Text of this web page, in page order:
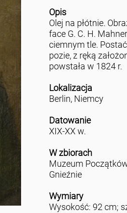
Opis
Olej na płótnie.
face G. C. H.
ciemnym tle.
pozie, z ręką
powstała w 1824 r.
Lokalizacja
Berlin, Niemcy
Datowanie
XIX-XX w.
W zbiorach
Muzeum
Gnieźnie
Wymiary
Wysokość: 92 cm;